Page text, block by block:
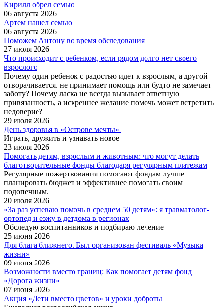
Кирилл обрел семью
06 августа 2026
Артем нашел семью
06 августа 2026
Поможем Антону во время обследования
27 июля 2026
Что происходит с ребенком, если рядом долго нет своего
взрослого
Почему один ребенок с радостью идет к взрослым, а другой
отворачивается, не принимает помощь или будто не замечает
заботу? Почему ласка не всегда вызывает ответную
привязанность, а искреннее желание помочь может встретить
недоверие?
29 июля 2026
День здоровья в «Острове мечты»
Играть, дружить и узнавать новое
23 июля 2026
Помогать детям, взрослым и животным: что могут делать
благотворительные фонды благодаря регулярным платежам
Регулярные пожертвования помогают фондам лучше
планировать бюджет и эффективнее помогать своим
подопечным.
20 июля 2026
«За раз успеваю помочь в среднем 50 детям»: я травма­толог-
ортопед и езжу в детдома в регионах
Обследую воспитанников и подбираю лечение
25 июня 2026
Для блага ближнего. Был организован фестиваль «Музыка
жизни»
09 июня 2026
Возможности вместо границ: Как помогает детям фонд
«Дорога жизни»
07 июня 2026
Акция «Дети вместо цветов» и уроки доброты